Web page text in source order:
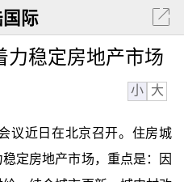
国际
力稳定房地产市场
小 大
议近日在北京召开。住房城
定房地产市场，重点是：因